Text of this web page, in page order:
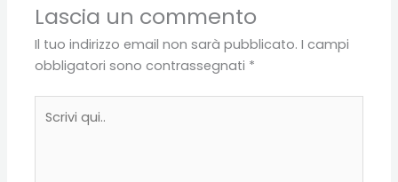
Lascia un commento
Il tuo indirizzo email non sarà pubblicato. I campi
obbligatori sono contrassegnati *
qui..